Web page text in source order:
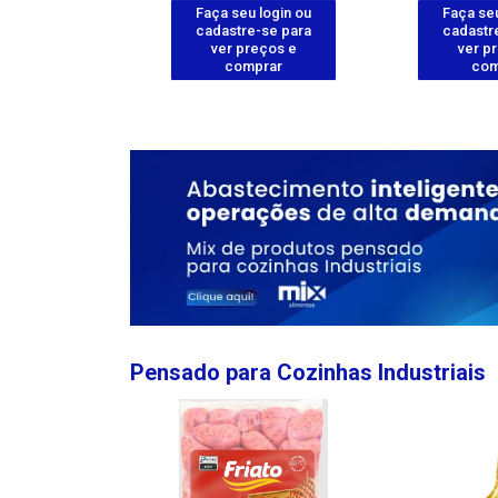
Faça seu login ou
cadastre-se para
ver preços e
comprar
Faça
ver
Pensado para Cozinhas Industriais